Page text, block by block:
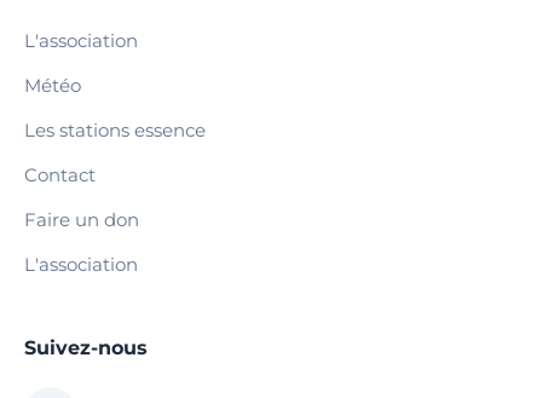
L'association
Météo
Les stations essence
Contact
Faire un don
L'association
Suivez-nous